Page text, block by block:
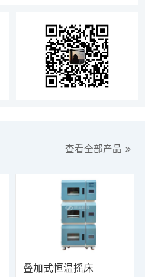
查看全部产品
叠加式恒温摇床